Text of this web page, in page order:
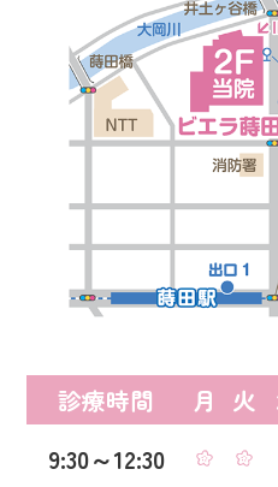
診療時間 月 火
9:30～12:30